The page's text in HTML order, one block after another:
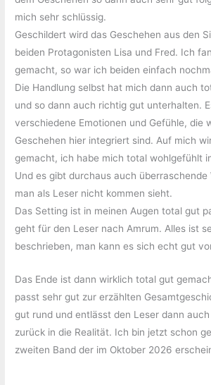
mich sehr schlüssig.
Geschildert wird das Geschehen aus den
beiden Protagonisten Lisa und Fred. Ich
gemacht, so war ich beiden einfach
Die Handlung selbst hat mich dann auch
und so dann auch richtig gut unterhalten.
verschiedene Emotionen und Gefühle, die
Geschehen hier integriert sind. Auf mich
gemacht, ich habe mich total wohlgefühlt
Und es gibt durchaus auch überraschende
man als Leser nicht kommen sieht.
Das Setting ist in meinen Augen total gut
geht für den Leser nach Amrum. Alles ist
beschrieben, man kann es sich echt gut
Das Ende ist dann wirklich total gut
passt sehr gut zur erzählten
gut rund und entlässt den Leser dann
zurück in die Realität. Ich bin jetzt schon
zweiten Band der im Oktober 2026